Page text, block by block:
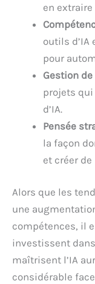
en
outils d’IA
pour
Gestion
projets
d’IA.
Pensée
la façon
et créer
Alors que les
une
compétences, il
investissent
maîtrisent l’IA
considérable